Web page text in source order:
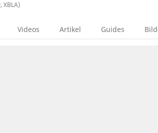
XBLA)
Videos Artikel Guides